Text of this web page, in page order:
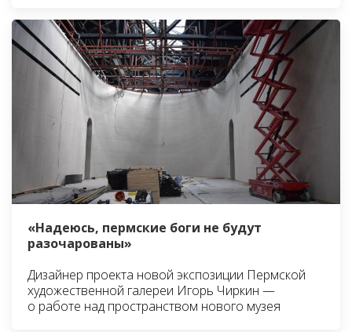
«Надеюсь, пермские боги не будут
разочарованы»
Дизайнер проекта новой экспозиции Пермской
художественной галереи Игорь Чиркин —
о работе над пространством нового музея